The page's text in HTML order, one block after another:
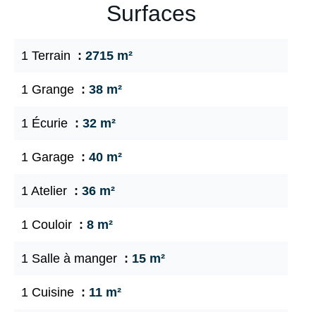
Surfaces
1 Terrain 2715 m²
1 Grange 38 m²
1 Écurie 32 m²
1 Garage 40 m²
1 Atelier 36 m²
1 Couloir 8 m²
1 Salle à manger 15 m²
1 Cuisine 11 m²